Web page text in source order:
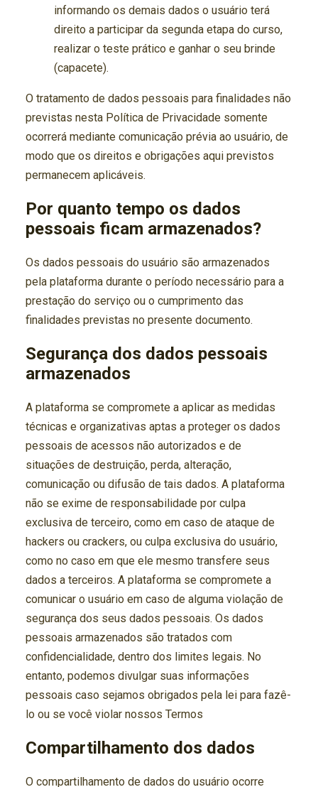
informando os demais dados o usuário terá
direito a participar da segunda etapa do curso,
realizar o teste prático e ganhar o seu brinde
(capacete).
O tratamento de dados pessoais para finalidades não
previstas nesta Política de Privacidade somente
ocorrerá mediante comunicação prévia ao usuário, de
modo que os direitos e obrigações aqui previstos
permanecem aplicáveis.
Por quanto tempo os dados
pessoais ficam armazenados?
Os dados pessoais do usuário são armazenados
pela plataforma durante o período necessário para a
prestação do serviço ou o cumprimento das
finalidades previstas no presente documento.
Segurança dos dados pessoais
armazenados
A plataforma se compromete a aplicar as medidas
técnicas e organizativas aptas a proteger os dados
pessoais de acessos não autorizados e de
situações de destruição, perda, alteração,
comunicação ou difusão de tais dados. A plataforma
não se exime de responsabilidade por culpa
exclusiva de terceiro, como em caso de ataque de
hackers ou crackers, ou culpa exclusiva do usuário,
como no caso em que ele mesmo transfere seus
dados a terceiros. A plataforma se compromete a
comunicar o usuário em caso de alguma violação de
segurança dos seus dados pessoais. Os dados
pessoais armazenados são tratados com
confidencialidade, dentro dos limites legais. No
entanto, podemos divulgar suas informações
pessoais caso sejamos obrigados pela lei para fazê-
lo ou se você violar nossos Termos
Compartilhamento dos dados
O compartilhamento de dados do usuário ocorre